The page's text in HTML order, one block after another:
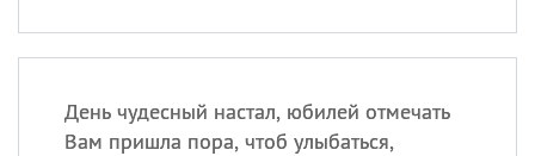
День чудесный настал, юбилей отмечать
Вам пришла пора, чтоб улыбаться,